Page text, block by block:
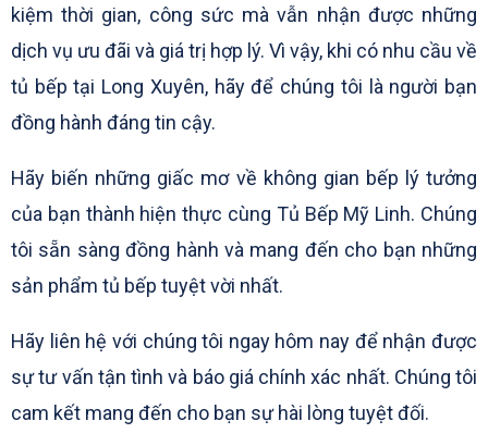
kiệm thời gian, công sức mà vẫn nhận được những
dịch vụ ưu đãi và giá trị hợp lý. Vì vậy, khi có nhu cầu về
tủ bếp tại Long Xuyên, hãy để chúng tôi là người bạn
đồng hành đáng tin cậy.
Hãy biến những giấc mơ về không gian bếp lý tưởng
của bạn thành hiện thực cùng Tủ Bếp Mỹ Linh. Chúng
tôi sẵn sàng đồng hành và mang đến cho bạn những
sản phẩm tủ bếp tuyệt vời nhất.
Hãy liên hệ với chúng tôi ngay hôm nay để nhận được
sự tư vấn tận tình và báo giá chính xác nhất. Chúng tôi
cam kết mang đến cho bạn sự hài lòng tuyệt đối.